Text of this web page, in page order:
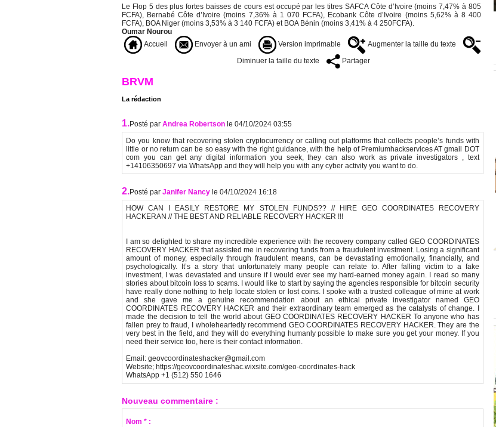
Le Flop 5 des plus fortes baisses de cours est occupé par les titres SAFCA Côte d’Ivoire (moins 7,47% à 805
FCFA), Bernabé Côte d’Ivoire (moins 7,36% à 1 070 FCFA), Ecobank Côte d’Ivoire (moins 5,62% à 8 400
FCFA), BOA Niger (moins 3,53% à 3 140 FCFA) et BOA Bénin (moins 3,41% à 4 250FCFA).
Oumar Nourou
Accueil
Envoyer à un ami Version imprimable
Augmenter la taille du texte
Diminuer la taille du texte
Partager
BRVM
La rédaction
1.Posté par Andrea Robertson le 04/10/2024 03:55
Do you know that recovering stolen cryptocurrency or calling out platforms that collects people’s funds with
little or no return can be so easy with the right guidance, with the help of Premiumhackservices AT gmail DOT
com you can get any digital information you seek, they can also work as private investigators , text
+14106350697 via WhatsApp and they will help you with any cyber activity you want to do.
2.Posté par Janifer Nancy le 04/10/2024 16:18
HOW CAN I EASILY RESTORE MY STOLEN FUNDS?? // HIRE GEO COORDINATES RECOVERY
HACKERAN // THE BEST AND RELIABLE RECOVERY HACKER !!!
I am so delighted to share my incredible experience with the recovery company called GEO COORDINATES
RECOVERY HACKER that assisted me in recovering funds from a fraudulent investment. Losing a significant
amount of money, especially through fraudulent means, can be devastating emotionally, financially, and
psychologically. It’s a story that unfortunately many people can relate to. After falling victim to a fake
investment, I was devastated and unsure if I would ever see my hard-earned money again. I read so many
stories about bitcoin loss to scams. I would like to start by saying the agencies responsible for bitcoin security
have really done nothing to help locate stolen or lost coins. I spoke with a trusted colleague of mine at work
and she gave me a genuine recommendation about an ethical private investigator named GEO
COORDINATES RECOVERY HACKER and their extraordinary team emerged as the catalysts of change. I
made the decision to tell the world about GEO COORDINATES RECOVERY HACKER To anyone who has
fallen prey to fraud, I wholeheartedly recommend GEO COORDINATES RECOVERY HACKER. They are the
very best in the field, and they will do everything humanly possible to make sure you get your money. If you
need their service too, here is their contact information.
Email: geovcoordinateshacker@gmail.com
Website; https://geovcoordinateshac.wixsite.com/geo-coordinates-hack
WhatsApp +1 (512) 550 1646
Nouveau commentaire :
Nom * :